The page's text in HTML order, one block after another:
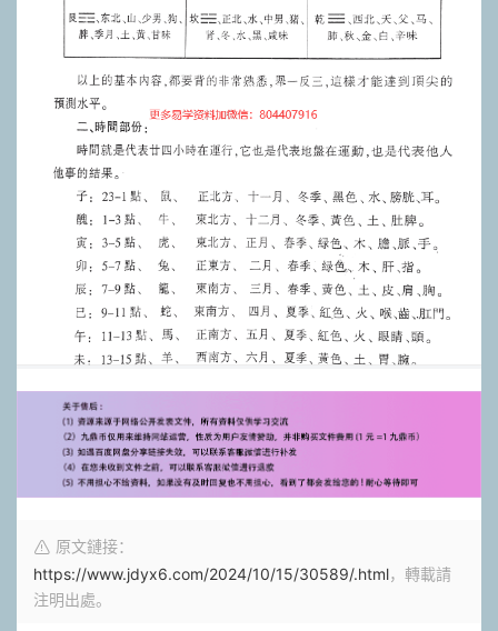
原文鏈接：
https://www.jdyx6.com/2024/10/15/30589/.html，轉載請
注明出處。